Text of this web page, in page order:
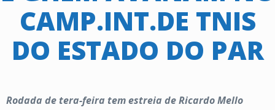
CAMP.INT.DE TNIS
DO ESTADO DO PAR
Rodada de tera-feira tem estreia de Ricardo Mello